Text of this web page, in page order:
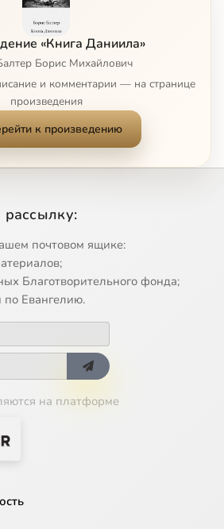
55:26
1:01:21
58:00
1:13:23
«Книга Даниила»
Борис Михайлович
и комментарии — на странице
произведения
к произведению
рассылку:
почтовом ящике:
Благотворительного фонда;
Евангелию.
на платформе